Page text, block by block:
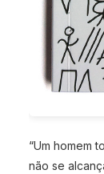
“Um homem
não se